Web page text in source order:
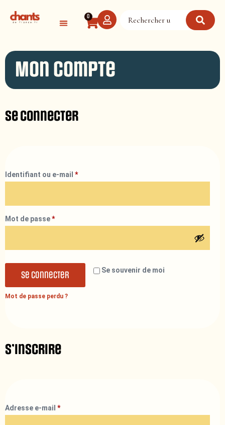
0
Mon compte
Se connecter
Identifiant ou e-mail *
Mot de passe*
Se souvenir de moi
Se connecter
Mot de passe perdu ?
S’inscrire
Adresse e-mail *